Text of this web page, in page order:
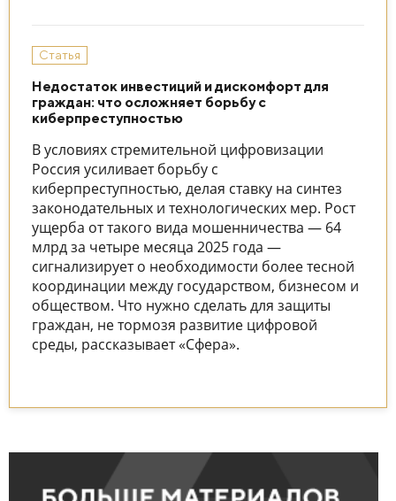
Статья
Недостаток инвестиций и дискомфорт для
граждан: что осложняет борьбу с
киберпреступностью
В условиях стремительной цифровизации
Россия усиливает борьбу с
киберпреступностью, делая ставку на синтез
законодательных и технологических мер. Рост
ущерба от такого вида мошенничества — 64
млрд за четыре месяца 2025 года —
сигнализирует о необходимости более тесной
координации между государством, бизнесом и
обществом. Что нужно сделать для защиты
граждан, не тормозя развитие цифровой
среды, рассказывает «Сфера».